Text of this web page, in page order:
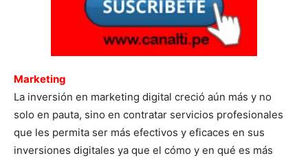
Marketing
La inversión en marketing digital creció aún más y no
solo en pauta, sino en contratar servicios profesionales
que les permita ser más efectivos y eficaces en sus
inversiones digitales ya que el cómo y en qué es más